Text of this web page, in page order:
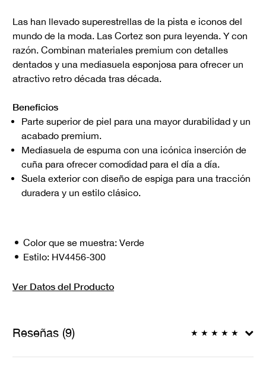
Las han llevado superestrellas de la pista e iconos del
mundo de la moda. Las Cortez son pura leyenda. Y con
razón. Combinan materiales premium con detalles
dentados y una mediasuela esponjosa para ofrecer un
atractivo retro década tras década.
Beneficios
Parte superior de piel para una mayor durabilidad y un
acabado premium.
Mediasuela de espuma con una icónica inserción de
cuña para ofrecer comodidad para el día a día.
Suela exterior con diseño de espiga para una tracción
duradera y un estilo clásico.
Color que se muestra: Verde
Estilo: HV4456-300
Ver Datos del Producto
Reseñas (9) ★ ★ ★ ★ ★